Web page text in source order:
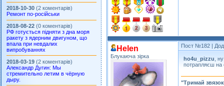
2018-10-30 (2 коментарів)
Ремонт по-російськи
2018-08-22 (0 коментарів)
РФ готується підняти з дна моря
ракету з ядерним двигуном, що
впала при невдалих
випробуваннях
2018-03-19 (2 коментарів)
Александр Дугин: Мы
стремительно летим в чёрную
дыру.
Helen
Блукаюча зірка
Пост №182 |
ho4u_pizzu ,
потрапляєш на
"Тримай